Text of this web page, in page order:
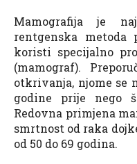
Mamografija je
rentgenska metoda
koristi specijalno
(mamograf).
otkrivanja, njome se
godine prije nego
Redovna primjena
smrtnost od raka
od 50 do 69 godina.